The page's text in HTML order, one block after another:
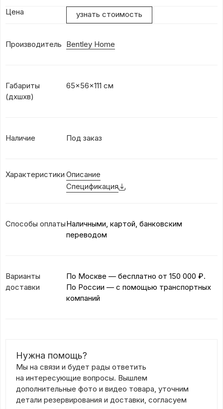
Цена узнать стоимость
Производитель Bentley Home
Габариты
(дхшхв)
65x56x111 см
Наличие Под заказ
Характеристики Описание
Спецификация
Способы оплатыНаличными, картой, банковским
переводом
Варианты
доставки
По Москве — бесплатно от 150 000 ₽.
По России — с помощью транспортных
компаний
Нужна помощь?
Мы на связи и будет рады ответить
на интересующие вопросы. Вышлем
дополнительные фото и видео товара, уточним
детали резервирования и доставки, согласуем